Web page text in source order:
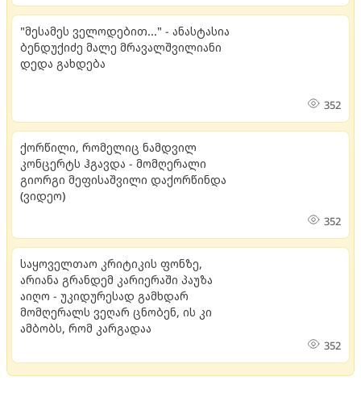
"მესამეს ველოდებით..." - ანასტასია
ბენდუქიძე მალე მრავალშვილიანი
დედა გახდება
352
ქორწილი, რომელიც ნამდვილ
კონცერტს ჰგავდა - მომღერალი
გიორგი მეფისაშვილი დაქორწინდა
(ვიდეო)
352
საყოველთაო კრიტიკის ფონზე,
არიანა გრანდემ კარიერაში პაუზა
აიღო - უკიდურესად გამხდარ
მომღერალს ვეღარ ცნობენ, ის კი
ამბობს, რომ კარგადაა
352